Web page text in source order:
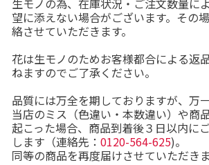
生モノの為、在庫状況・ご注文数量に
望に添えない場合がございます。その
絡させていただきます。
花は生モノのためお客様都合による返
ねますのでご了承ください。
品質には万全を期しておりますが、万
当店のミス（色違い・本数違い）や商
起こった場合、商品到着後３日以内に
します（連絡先： 0120-564-625)。
同等の商品を再度届けさせていただきま